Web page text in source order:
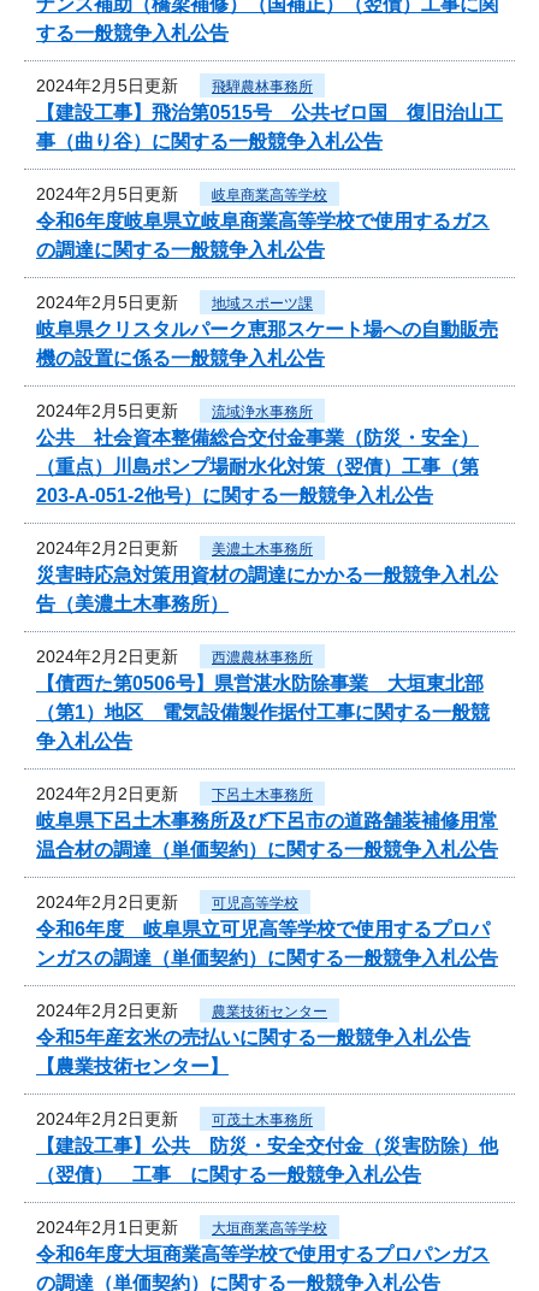
する一般競争入札公告
2024年2月5日更新 飛騨農林事務所
【建設工事】飛治第0515号 公共ゼロ国 復旧治山工
事（曲り谷）に関する一般競争入札公告
2024年2月5日更新 岐阜商業高等学校
令和6年度岐阜県立岐阜商業高等学校で使用するガス
の調達に関する一般競争入札公告
2024年2月5日更新 地域スポーツ課
岐阜県クリスタルパーク恵那スケート場への自動販売
機の設置に係る一般競争入札公告
2024年2月5日更新 流域浄水事務所
公共 社会資本整備総合交付金事業（防災・安全）
（重点）川島ポンプ場耐水化対策（翌債）工事（第
203-A-051-2他号）に関する一般競争入札公告
2024年2月2日更新 美濃土木事務所
災害時応急対策用資材の調達にかかる一般競争入札公
告（美濃土木事務所）
2024年2月2日更新 西濃農林事務所
【債西た第0506号】県営湛水防除事業 大垣東北部
（第1）地区 電気設備製作据付工事に関する一般競
争入札公告
2024年2月2日更新 下呂土木事務所
岐阜県下呂土木事務所及び下呂市の道路舗装補修用常
温合材の調達（単価契約）に関する一般競争入札公告
2024年2月2日更新 可児高等学校
令和6年度 岐阜県立可児高等学校で使用するプロパ
ンガスの調達（単価契約）に関する一般競争入札公告
2024年2月2日更新 農業技術センター
令和5年産玄米の売払いに関する一般競争入札公告
【農業技術センター】
2024年2月2日更新 可茂土木事務所
【建設工事】公共 防災・安全交付金（災害防除）他
（翌債） 工事 に関する一般競争入札公告
2024年2月1日更新 大垣商業高等学校
令和6年度大垣商業高等学校で使用するプロパンガス
の調達（単価契約）に関する一般競争入札公告